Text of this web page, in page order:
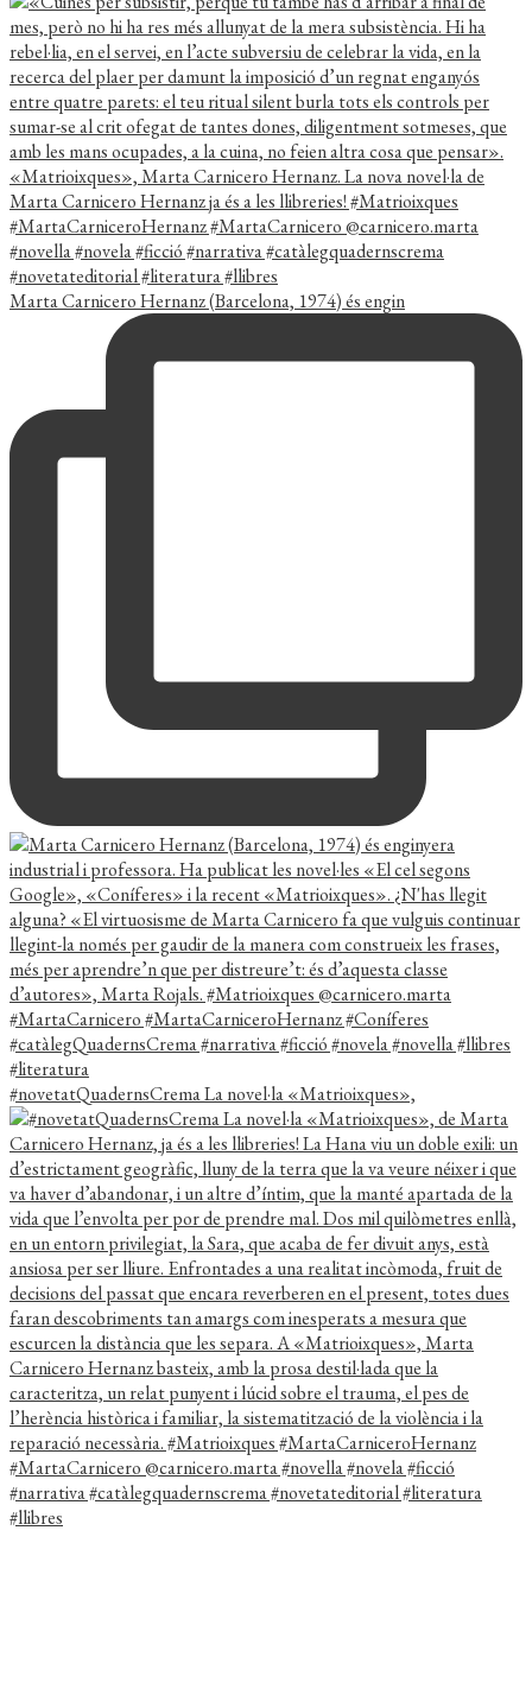
Marta Carnicero Hernanz (Barcelona, 1974) és engin
#novetatQuadernsCrema La novel·la «Matrioixques»,